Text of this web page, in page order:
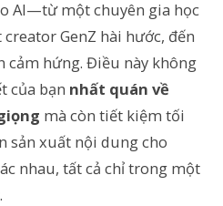
AI—từ một chuyên gia học
GenZ hài hước, đến
hứng. Điều này không
của bạn nhất quán về
mà còn tiết kiệm tối
sản xuất nội dung cho
nhau, tất cả chỉ trong một